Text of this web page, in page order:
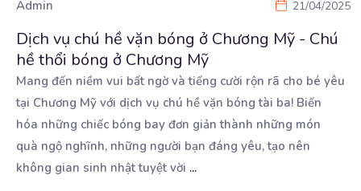
Admin 21/04/2025
Dịch vụ chú hề vặn bóng ở Chương Mỹ - Chú
hề thổi bóng ở Chương Mỹ
Mang đến niềm vui bất ngờ và tiếng cười rộn rã cho bé yêu
tại Chương Mỹ với dịch vụ chú hề vặn bóng tài ba! Biến
hóa những chiếc bóng bay đơn giản thành những món
quà ngộ nghĩnh, những người bạn đáng yêu, tạo nên
không gian sinh nhật tuyệt vời ...